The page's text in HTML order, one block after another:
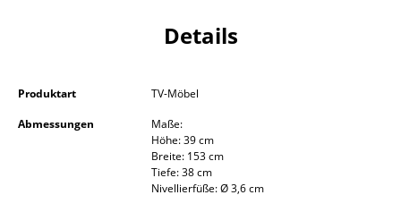
TV Möbel
Beistell- & Rollcontainer
Details
Produktart
TV-Möbel
Abmessungen
Maße:
Höhe: 39 cm
Breite: 153 cm
Tiefe: 38 cm
Nivellierfüße: Ø 3,6 cm